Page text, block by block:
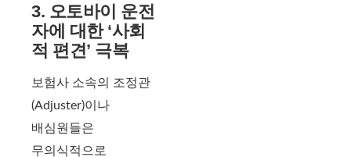
3. 오토바이 운전
자에 대한 ‘사회
적 편견’ 극복
보험사 소속의 조정관
(Adjuster)이나
배심원들은
무의식적으로